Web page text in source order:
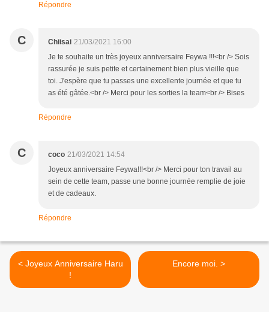
Répondre
C Chiisai 21/03/2021 16:00
Je te souhaite un très joyeux anniversaire Feywa !!!<br /> Sois
rassurée je suis petite et certainement bien plus vieille que
toi. J'espère que tu passes une excellente journée et que tu
as été gâtée.<br /> Merci pour les sorties la team<br /> Bises
Répondre
C coco 21/03/2021 14:54
Joyeux anniversaire Feywa!!!<br /> Merci pour ton travail au
sein de cette team, passe une bonne journée remplie de joie
et de cadeaux.
Répondre
< Joyeux Anniversaire Haru
!
Encore moi. >